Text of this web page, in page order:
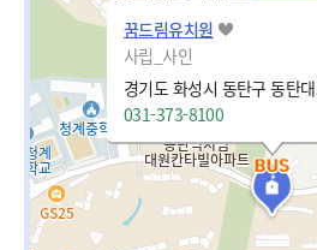
꿈드림유치원
사립_사인
경기도 화성시 동탄구 동탄
031-373-8100